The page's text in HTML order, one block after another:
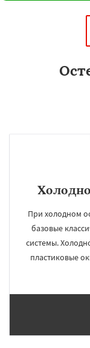
При холодном
базовые
системы.
пластиковые